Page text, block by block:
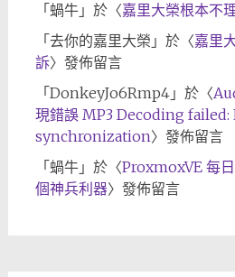
「 蝸牛」於〈嘉里大榮根本不
「 去你的嘉里大榮 」於〈嘉里
訴〉發佈留言
「 DonkeyJo6Rmp4」於〈
現錯誤 MP3 Decoding failed:
synchronization〉發佈留言
「 蝸牛」於〈ProxmoxVE 每
個神兵利器〉發佈留言